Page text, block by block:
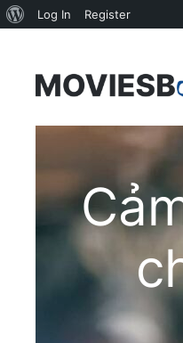
content
About
Log In Register